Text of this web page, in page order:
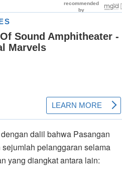
dalil bahwa Pasangan
pelanggaran selama
yang diangkat antara lain: